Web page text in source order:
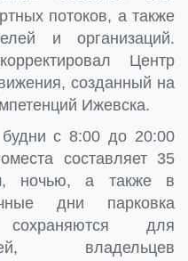
потоков, а также
и организаций.
Центр
созданный на
Ижевска.
с 8:00 до 20:00
составляет 35
ночью, а также в
дни парковка
для
владельцев